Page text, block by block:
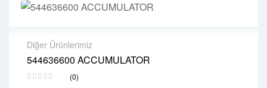
Diğer Ürünlerimiz
544636600 ACCUMULATOR
(0)
2 years warranty
Delivery time: 1-2 business days